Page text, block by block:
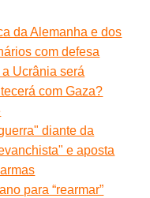
da Alemanha e dos
com defesa
Ucrânia será
com Gaza?
diante da
e aposta
para “rearmar”